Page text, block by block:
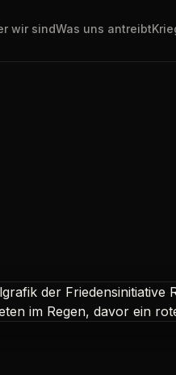
wir sindWas uns antreibt